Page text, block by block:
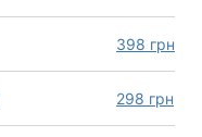
398 грн
298 грн